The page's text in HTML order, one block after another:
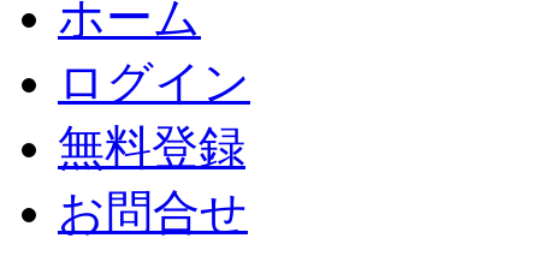
ホーム
ログイン
無料登録
お問合せ